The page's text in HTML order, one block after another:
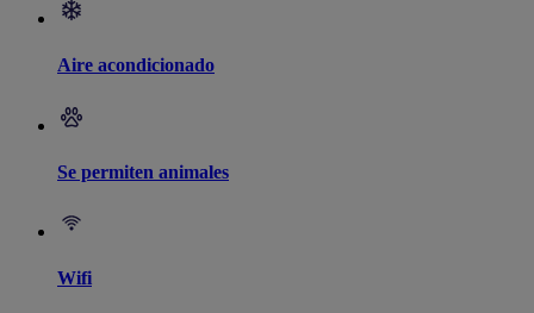
Aire acondicionado
Se permiten animales
Wifi